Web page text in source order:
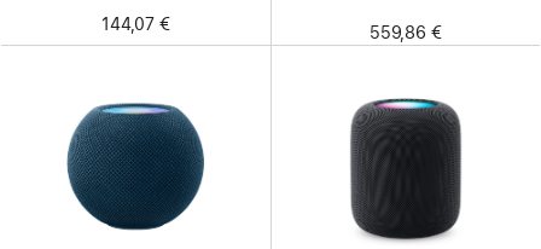
144,07 € 559,86 €